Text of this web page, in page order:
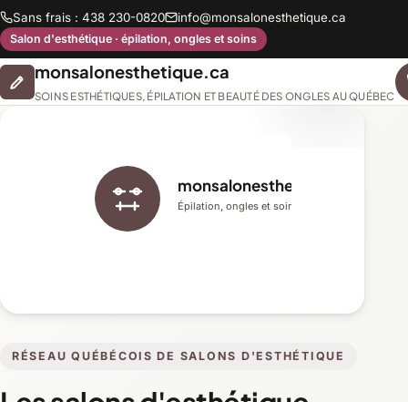
Sans frais : 438 230-0820 info@monsalonesthetique.ca
Salon d'esthétique · épilation, ongles et soins
monsalonesthetique.ca
SOINS ESTHÉTIQUES, ÉPILATION ET BEAUTÉ DES ONGLES AU QUÉBEC
RÉSEAU QUÉBÉCOIS DE SALONS D'ESTHÉTIQUE
monsalonesthetique.ca
Épilation, ongles et soins du visage